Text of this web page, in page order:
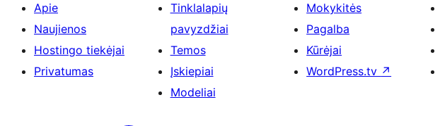
Apie
Naujienos
Hostingo tiekėjai
Privatumas
Tinklalapių
pavyzdžiai
Temos
Įskiepiai
Modeliai
Mokykitės
Pagalba
Kūrėjai
WordPress.tv ↗